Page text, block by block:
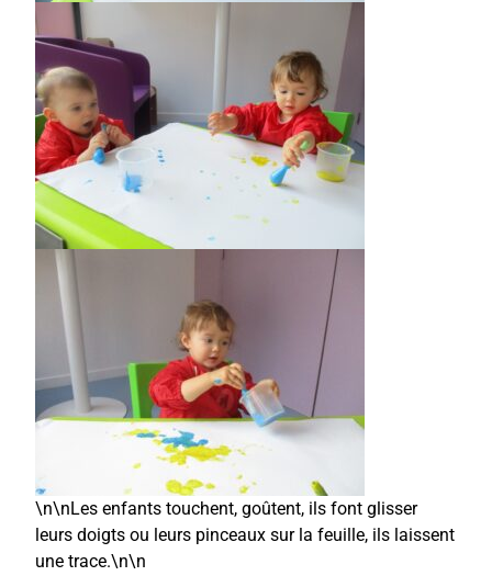
\n\nLes enfants touchent, goûtent, ils font glisser
leurs doigts ou leurs pinceaux sur la feuille, ils laissent
une trace.\n\n